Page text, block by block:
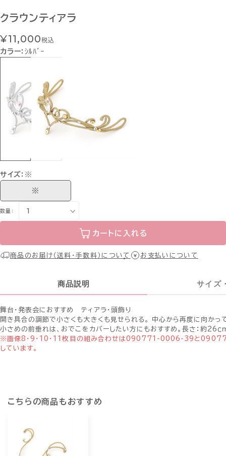
クラウンティアラ
¥11,000税込
カラー：ｼﾙﾊﾞｰ
サイズ： ※
※
数量：
カートに入れる
商品のお届け（送料・手数料）について お支払いについて
商品説明 サイズ
舞台・発表会におすすめ ティアラ・頭飾り
開き具合の調節で小さくも大きくも見せられる。 中心から再度に向かっ
小さめの前垂れは、おでこをカバーしたい方にもおすすめ。長さ：約26ｃ
※画像8・9・10・11枚目の組み合わせは090771-0006-39と
しています。
こちらの商品もおすすめ